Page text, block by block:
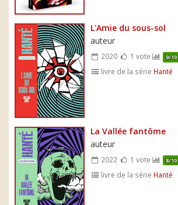
L'Amie du sous-sol
auteur
2020 1 vote 9/10
livre de la série Hanté
La Vallée fantôme
auteur
2022 1 vote 8/10
livre de la série Hanté